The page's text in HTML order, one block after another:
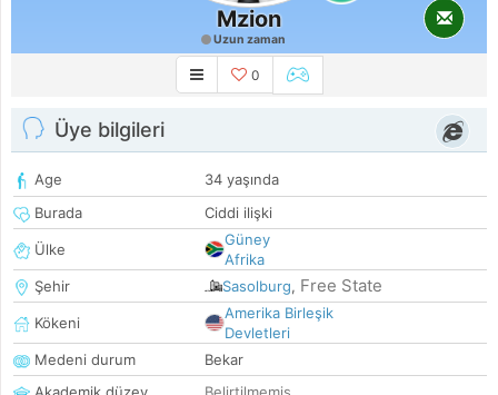
Mzion
Uzun zaman
0
Üye bilgileri
Age
34 yaşında
Burada
Ciddi ilişki
Ülke
Güney
Afrika
Şehir
Sasolburg, Free State
Kökeni
Amerika Birleşik
Devletleri
Medeni durum
Bekar